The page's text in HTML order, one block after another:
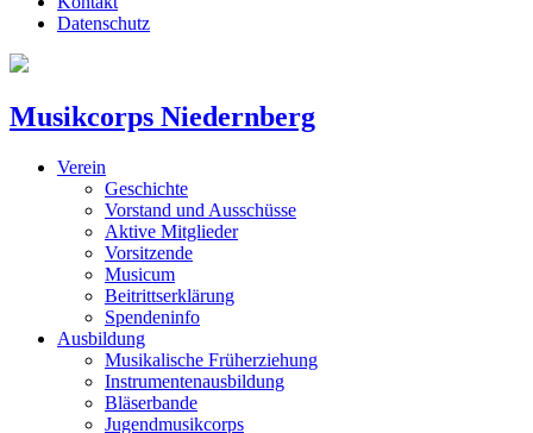
Datenschutz
Musikcorps Niedernberg
Verein
Geschichte
Vorstand und Ausschüsse
Aktive Mitglieder
Vorsitzende
Musicum
Beitrittserklärung
Spendeninfo
Ausbildung
Musikalische Früherziehung
Instrumentenausbildung
Bläserbande
Jugendmusikcorps